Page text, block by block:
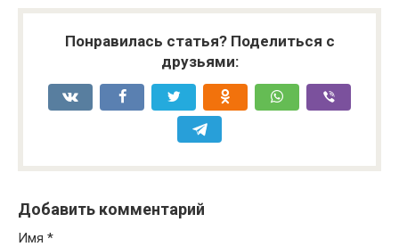
Понравилась статья? Поделиться с
друзьями:
Добавить комментарий
Имя *